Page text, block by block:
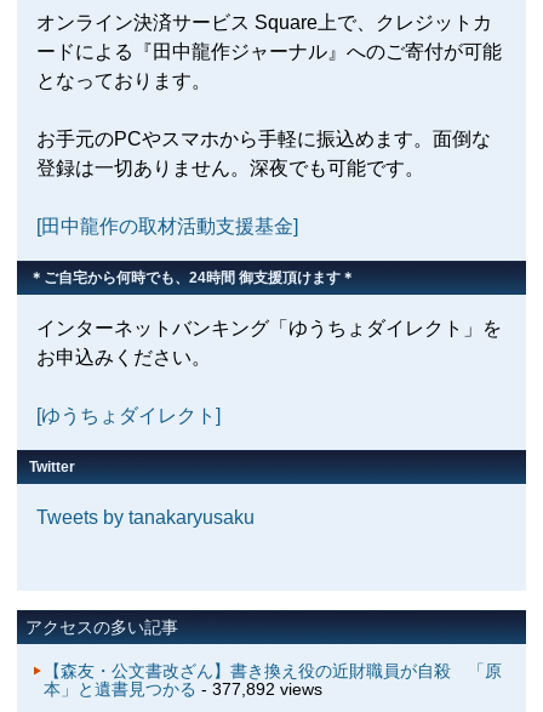
オンライン決済サービス Square上で、クレジットカ
ードによる『田中龍作ジャーナル』へのご寄付が可能
となっております。
お手元のPCやスマホから手軽に振込めます。面倒な
登録は一切ありません。深夜でも可能です。
[田中龍作の取材活動支援基金]
＊ご自宅から何時でも、24時間 御支援頂けます＊
インターネットバンキング「ゆうちょダイレクト」を
お申込みください。
[ゆうちょダイレクト]
Twitter
Tweets by tanakaryusaku
アクセスの多い記事
【森友・公文書改ざん】書き換え役の近財職員が自殺 「原
本」と遺書見つかる - 377,892 views